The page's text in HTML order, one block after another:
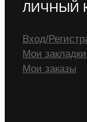
ЛИЧНЫЙ
Вход/
Мои закладки
Мои заказы